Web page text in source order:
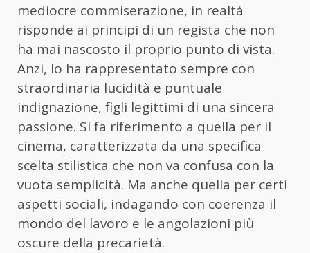
mediocre commiserazione, in realtà
risponde ai principi di un regista che non
ha mai nascosto il proprio punto di vista.
Anzi, lo ha rappresentato sempre con
straordinaria lucidità e puntuale
indignazione, figli legittimi di una sincera
passione. Si fa riferimento a quella per il
cinema, caratterizzata da una specifica
scelta stilistica che non va confusa con la
vuota semplicità. Ma anche quella per certi
aspetti sociali, indagando con coerenza il
mondo del lavoro e le angolazioni più
oscure della precarietà.